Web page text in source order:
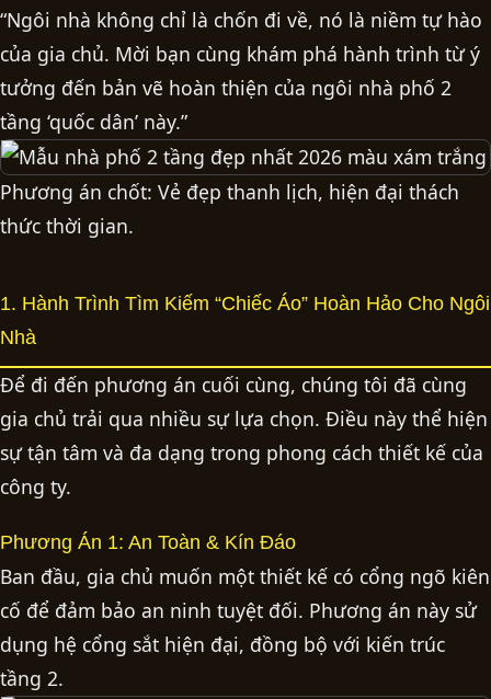
“Ngôi nhà không chỉ là chốn đi về, nó là niềm tự hào
của gia chủ. Mời bạn cùng khám phá hành trình từ ý
tưởng đến bản vẽ hoàn thiện của ngôi nhà phố 2
tầng ‘quốc dân’ này.”
Phương án chốt: Vẻ đẹp thanh lịch, hiện đại thách
thức thời gian.
1. Hành Trình Tìm Kiếm “Chiếc Áo” Hoàn Hảo Cho Ngôi
Nhà
Để đi đến phương án cuối cùng, chúng tôi đã cùng
gia chủ trải qua nhiều sự lựa chọn. Điều này thể hiện
sự tận tâm và đa dạng trong phong cách thiết kế của
công ty.
Phương Án 1: An Toàn & Kín Đáo
Ban đầu, gia chủ muốn một thiết kế có cổng ngõ kiên
cố để đảm bảo an ninh tuyệt đối. Phương án này sử
dụng hệ cổng sắt hiện đại, đồng bộ với kiến trúc
tầng 2.